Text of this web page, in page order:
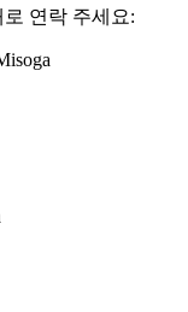
연락 주세요: